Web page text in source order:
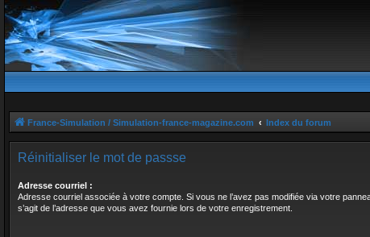
France-Simulation / Simulation-france-magazine.com Index du forum
Réinitialiser le mot de passse
Adresse courriel :
Adresse courriel associée à votre compte. Si vous ne l’avez pas modifiée via votre
s’agit de l’adresse que vous avez fournie lors de votre enregistrement.